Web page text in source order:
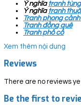
Ý nghĩatranh
Ý nghĩatranh
Tranh phong
Tranh đồng quê
Tranh phố cổ
Xem thêm nội dung
Reviews
There are no reviews
Be the first to